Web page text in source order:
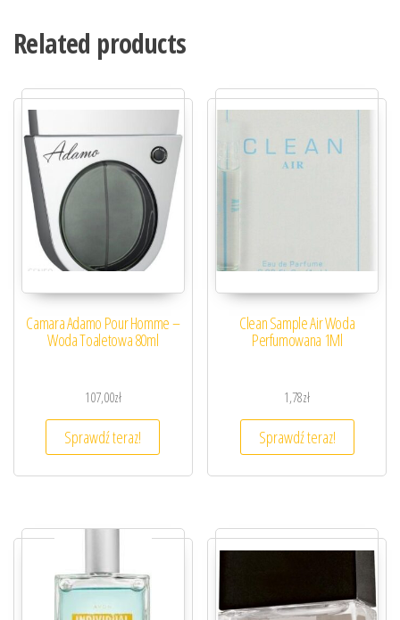
Related products
Camara Adamo Pour Homme –
Woda Toaletowa 80ml
107,00zł
Sprawdź teraz!
Clean Sample Air Woda
Perfumowana 1Ml
1,78zł
Sprawdź teraz!